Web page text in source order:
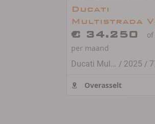
Ducati
Multistrada
Pikes Peak-
€ 34.250
of
per maand
Ducati Multistrada V4 / 2025 /
Overasselt